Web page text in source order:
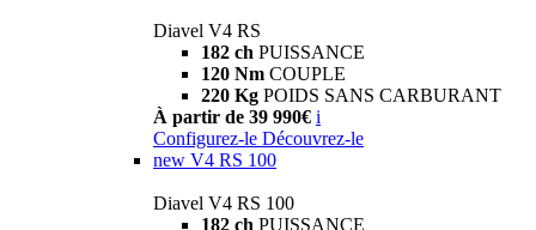
Diavel V4 RS
182 ch PUISSANCE
120 Nm COUPLE
220 Kg POIDS SANS CARBURANT
À partir de 39 990€ i
Configurez-le Découvrez-le
new V4 RS 100
Diavel V4 RS 100
182 ch PUISSANCE